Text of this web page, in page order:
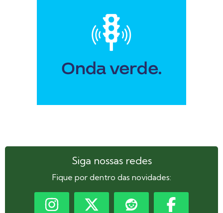
Siga nossas redes
Fique por dentro das novidades: